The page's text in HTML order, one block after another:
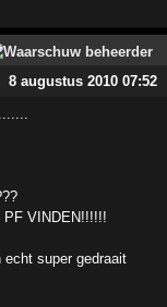
8 augustus 2010 07:52
PF VINDEN!!!!!!
echt super gedraait